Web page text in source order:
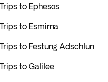
Trips to Ephesos
Trips to Esmirna
Trips to Festung Adschlun
Trips to Galilee